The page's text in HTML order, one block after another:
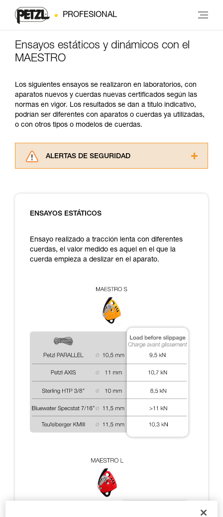
PROFESIONAL
Ensayos estáticos y dinámicos con el
MAESTRO
Los siguientes ensayos se realizaron en laboratorios, con
aparatos nuevos y cuerdas nuevas certificados según las
normas en vigor. Los resultados se dan a título indicativo,
podrían ser diferentes con aparatos o cuerdas ya utilizadas,
o con otros tipos o modelos de cuerdas.
ALERTAS DE SEGURIDAD
comprender este complemento informativo.
través de un profesional su capacidad para
ejecutar estas técnicas, solo y con total
seguridad, antes de ejecutarlas de forma
ENSAYOS ESTÁTICOS
Ensayo realizado a tracción lenta con diferentes
cuerdas, el valor medido es aquel en el que la
cuerda empieza a deslizar en el aparato.